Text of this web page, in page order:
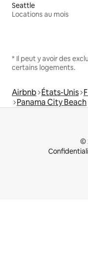
Seattle
Locations au mois
* Il peut y avoir des
certains logements.
Airbnb États-Unis
Panama City Beach
©